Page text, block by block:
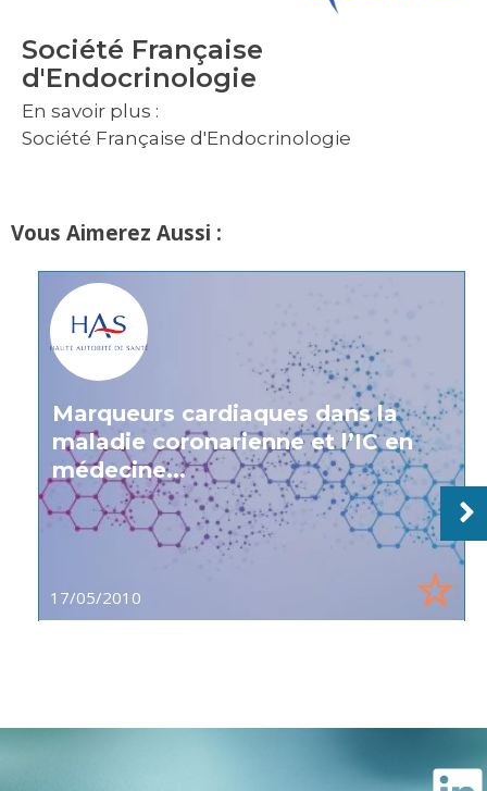
Société Française
d'Endocrinologie
En savoir plus :
Société Française d'Endocrinologie
Vous Aimerez Aussi :
Marqueurs cardiaques dans la
maladie coronarienne et l’IC en
médecine...
17/05/2010